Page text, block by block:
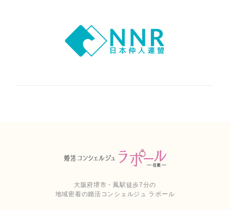
大阪府堺市・鳳駅徒歩7分の
地域密着の婚活コンシェルジュ ラポール